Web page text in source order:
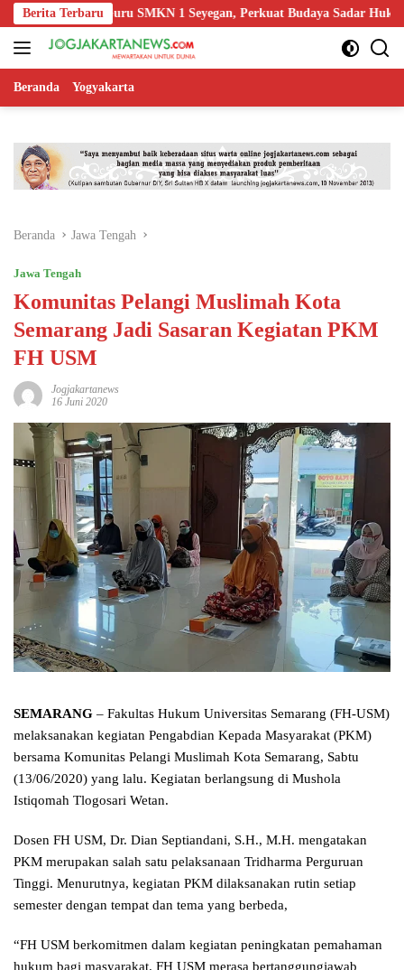
Langsung
ke
konten
Berita Terbaru
Edukasi Guru SMKN 1 Seyegan, Perkuat Budaya Sadar Hukum di
Beranda Yogyakarta
Beranda Jawa Tengah
Jawa Tengah
Komunitas Pelangi Muslimah Kota
Semarang Jadi Sasaran Kegiatan PKM
FH USM
Jogjakartanews
16 Juni 2020
SEMARANG – Fakultas Hukum Universitas Semarang (FH-USM)
melaksanakan kegiatan Pengabdian Kepada Masyarakat (PKM)
bersama Komunitas Pelangi Muslimah Kota Semarang, Sabtu
(13/06/2020) yang lalu. Kegiatan berlangsung di Mushola
Istiqomah Tlogosari Wetan.
Dosen FH USM, Dr. Dian Septiandani, S.H., M.H. mengatakan
PKM merupakan salah satu pelaksanaan Tridharma Perguruan
Tinggi. Menurutnya, kegiatan PKM dilaksanakan rutin setiap
semester dengan tempat dan tema yang berbeda,
“FH USM berkomitmen dalam kegiatan peningkatan pemahaman
hukum bagi masyarakat. FH USM merasa bertanggungjawab